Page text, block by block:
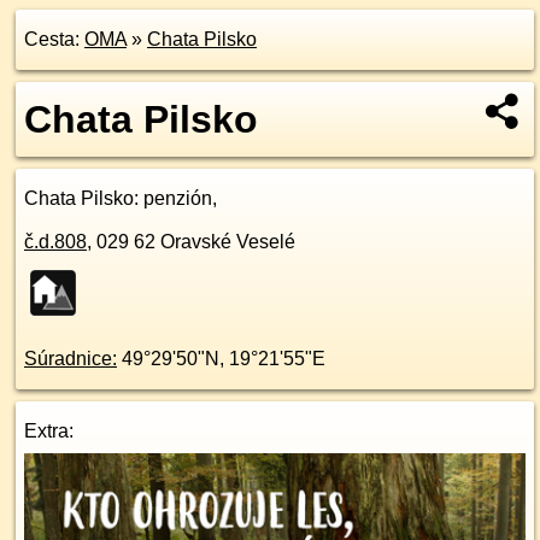
Cesta: OMA» Chata Pilsko
Chata Pilsko
Chata Pilsko: penzión,
č.d.808, 029 62 Oravské Veselé
Súradnice: 49°29'50"N , 19°21'55"E
Extra: